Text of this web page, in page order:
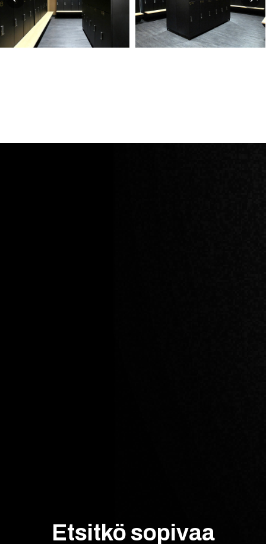
Etsitkö sopivaa